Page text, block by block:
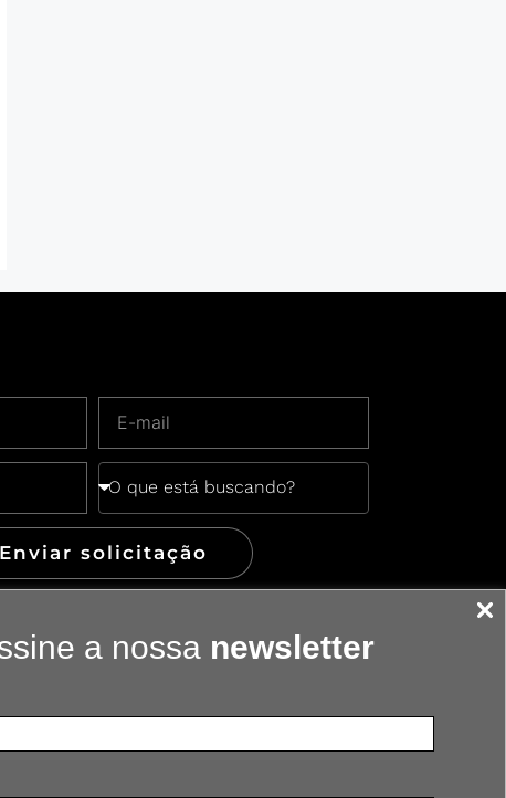
a nossa newsletter
Enviar solicitação